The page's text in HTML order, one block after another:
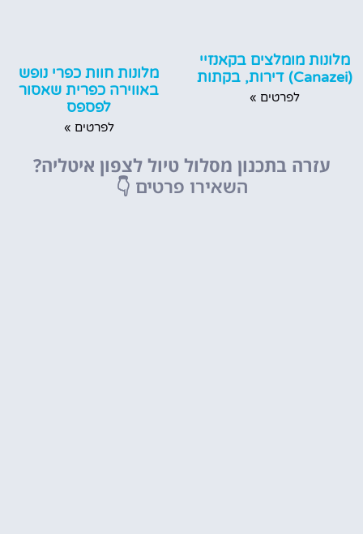
מלונות מומלצים בקאנזיי
(Canazei) דירות, בקתות
לפרטים »
מלונות חוות כפרי נופש
באווירה כפרית שאסור
לפספס
לפרטים »
עזרה בתכנון מסלול טיול לצפון איטליה?
השאירו פרטים 👇